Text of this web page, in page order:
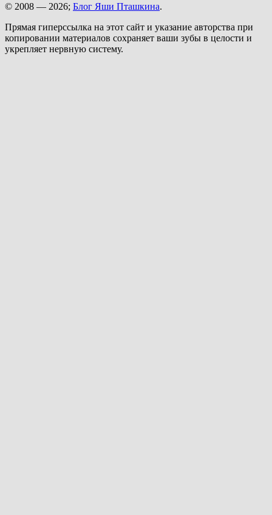
© 2008 — 2026; Блог Яши Пташкина.
Прямая гиперссылка на этот сайт и указание авторства при
копировании материалов сохраняет ваши зубы в целости и
укрепляет нервную систему.